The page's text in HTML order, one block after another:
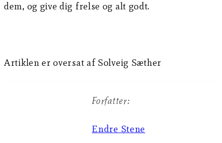
dem, og give dig frelse og alt godt.
Artiklen er oversat af Solveig Sæther
Forfatter:
Endre Stene